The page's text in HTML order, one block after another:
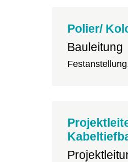
Polier/
Bauleitung